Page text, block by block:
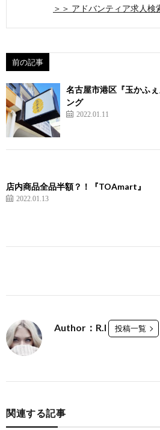
＞＞ アドバンティア求人検
前の記事
名古屋市港区『玉かふ
ング
2022.01.11
店内商品全品半額？！『TOAmart』
2022.01.13
Author：R.I 投稿一覧
関連する記事